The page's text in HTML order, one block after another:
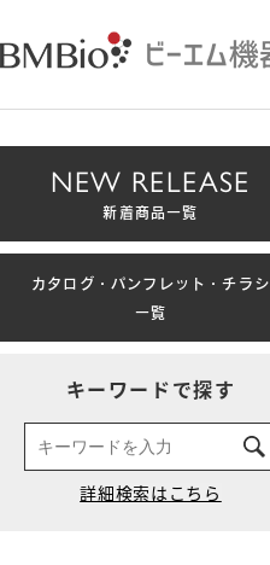
NEW RELEASE
新着商品一覧
カタログ・パンフレット・チラシ
一覧
キーワードで探す